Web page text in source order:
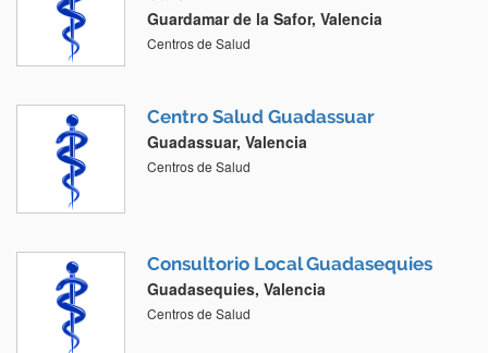
Guardamar de la Safor, Valencia
Centros de Salud
Centro Salud Guadassuar
Guadassuar, Valencia
Centros de Salud
Consultorio Local Guadasequies
Guadasequies, Valencia
Centros de Salud